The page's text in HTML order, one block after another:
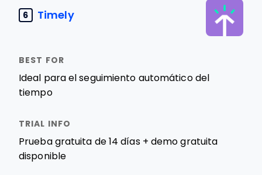
6 Timely
Ideal para el seguimiento automático del
tiempo
Prueba gratuita de 14 días + demo gratuita
disponible